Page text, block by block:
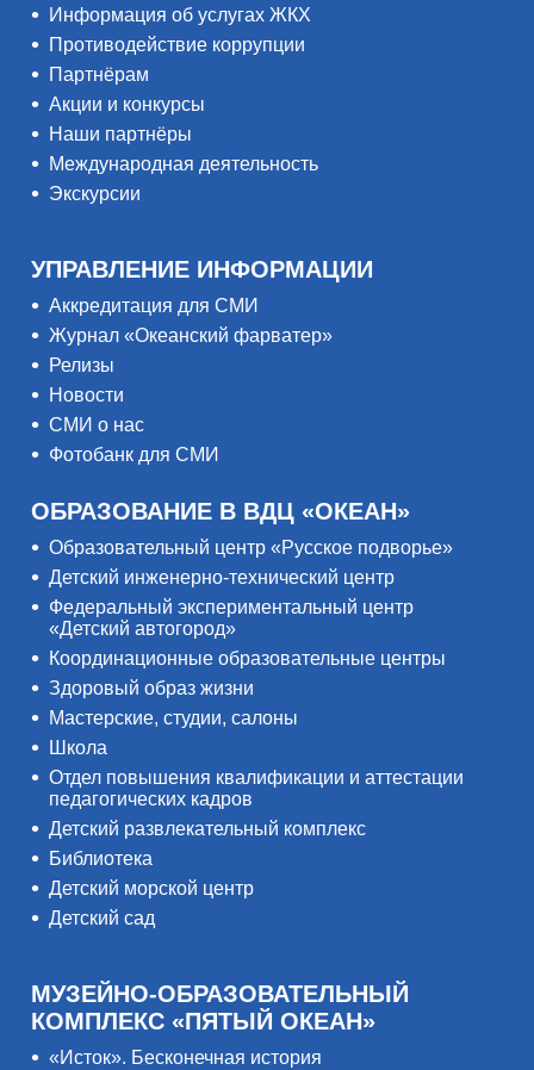
Информация об услугах ЖКХ
Противодействие коррупции
Партнёрам
Акции и конкурсы
Наши партнёры
Международная деятельность
Экскурсии
УПРАВЛЕНИЕ ИНФОРМАЦИИ
Аккредитация для СМИ
Журнал «Океанский фарватер»
Релизы
Новости
СМИ о нас
Фотобанк для СМИ
ОБРАЗОВАНИЕ В ВДЦ «ОКЕАН»
Образовательный центр «Русское подворье»
Детский инженерно-технический центр
Федеральный экспериментальный центр
«Детский автогород»
Координационные образовательные центры
Здоровый образ жизни
Мастерские, студии, салоны
Школа
Отдел повышения квалификации и аттестации
педагогических кадров
Детский развлекательный комплекс
Библиотека
Детский морской центр
Детский сад
МУЗЕЙНО-ОБРАЗОВАТЕЛЬНЫЙ
КОМПЛЕКС «ПЯТЫЙ ОКЕАН»
«Исток». Бесконечная история